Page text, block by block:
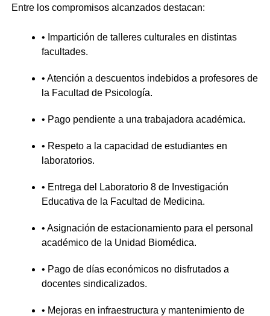
Entre los compromisos alcanzados destacan:
• Impartición de talleres culturales en distintas
facultades.
• Atención a descuentos indebidos a profesores de
la Facultad de Psicología.
• Pago pendiente a una trabajadora académica.
• Respeto a la capacidad de estudiantes en
laboratorios.
• Entrega del Laboratorio 8 de Investigación
Educativa de la Facultad de Medicina.
• Asignación de estacionamiento para el personal
académico de la Unidad Biomédica.
• Pago de días económicos no disfrutados a
docentes sindicalizados.
• Mejoras en infraestructura y mantenimiento de